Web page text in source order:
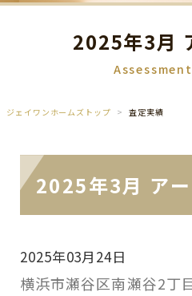
2025年3月
ジェイワンホームズトップ 査定実績
2025年3月 ア
2025年03月24日
横浜市瀬谷区南瀬谷2